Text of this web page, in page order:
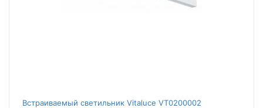
Встраиваемый светильник Vitaluce VT0200002